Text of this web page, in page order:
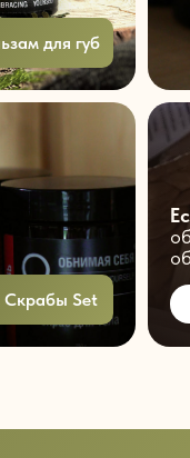
Скрабы Set
для губ